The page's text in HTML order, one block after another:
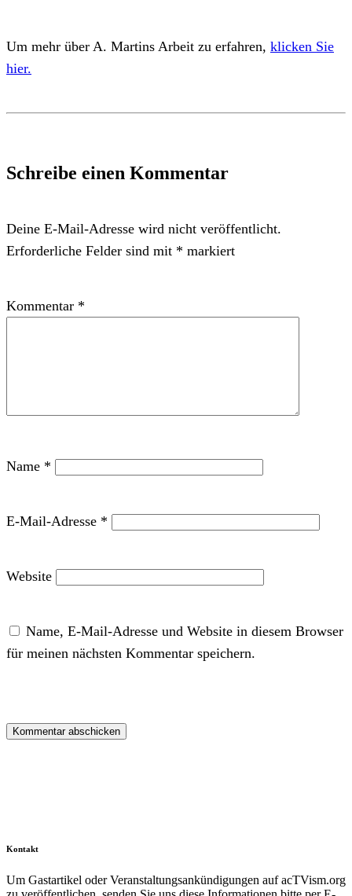
Um mehr über A. Martins Arbeit zu erfahren, klicken Sie
hier.
Schreibe einen Kommentar
Deine E-Mail-Adresse wird nicht veröffentlicht.
Erforderliche Felder sind mit * markiert
Kommentar *
Name *
E-Mail-Adresse *
Website
Name, E-Mail-Adresse und Website in diesem Browser
für meinen nächsten Kommentar speichern.
Kontakt
Um Gastartikel oder Veranstaltungsankündigungen auf acTVism.org